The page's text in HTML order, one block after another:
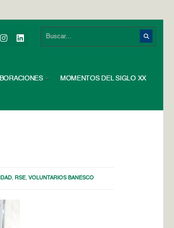
MOMENTOS DEL SIGLO XX
, RSE,VOLUNTARIOS BANESCO